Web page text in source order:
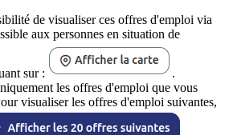
de visualiser ces offres d'emploi via
aux personnes en situation de
sur :
.
les offres d'emploi que vous
visualiser les offres d'emploi suivantes,